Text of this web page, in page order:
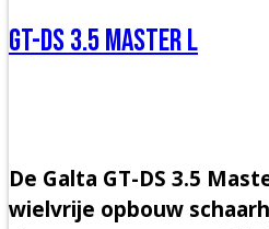
GT-DS 3.5 Master L
De Galta GT-DS 3.5
wielvrije opbouw